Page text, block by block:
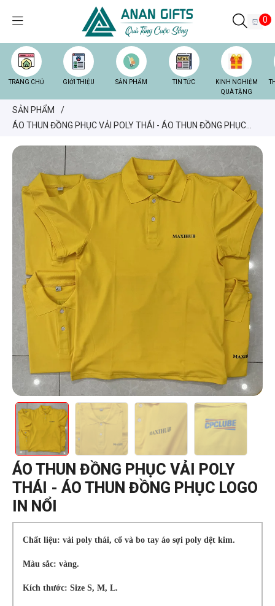
0
TRANG CHỦ GIỚI THIỆU SẢN PHẨM TIN TỨC
KINH NGHIỆM
QUÀ TẶNG
SẢN PHẨM
/
ÁO THUN ĐỒNG PHỤC VẢI POLY THÁI - ÁO THUN ĐỒNG PHỤC
ÁO THUN ĐỒNG PHỤC VẢI POLY
THÁI - ÁO THUN ĐỒNG PHỤC LOGO
IN NỔI
Chất liệu: vải poly thái, cổ và bo tay áo sợi poly dệt kim.
Màu sắc: vàng.
Kích thước: Size S, M, L.